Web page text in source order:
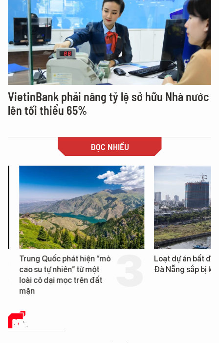
VietinBank phải nâng tỷ lệ sở hữu Nhà nước
lên tối thiểu 65%
ĐỌC NHIỀU
Trung Quốc phát hiện “mỏ
cao su tự nhiên” từ một
loài cỏ dại mọc trên đất
mặn
Loạt dự án bất động
Đà Nẵng sắp bị kiểm
KINH TẾ SỐ